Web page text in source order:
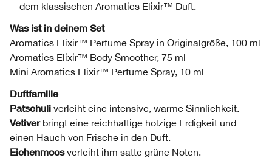
dem klassischen Aromatics Elixir™ Duft.
Was ist in deinem Set
Aromatics Elixir™ Perfume Spray in Originalgröße, 100 ml
Aromatics Elixir™ Body Smoother, 75 ml
Mini Aromatics Elixir™ Perfume Spray, 10 ml
Duftfamilie
Patschuli verleiht eine intensive, warme Sinnlichkeit.
Vetiverbringt eine reichhaltige holzige Erdigkeit und
einen Hauch von Frische in den Duft.
Eichenmoosverleiht ihm satte grüne Noten.